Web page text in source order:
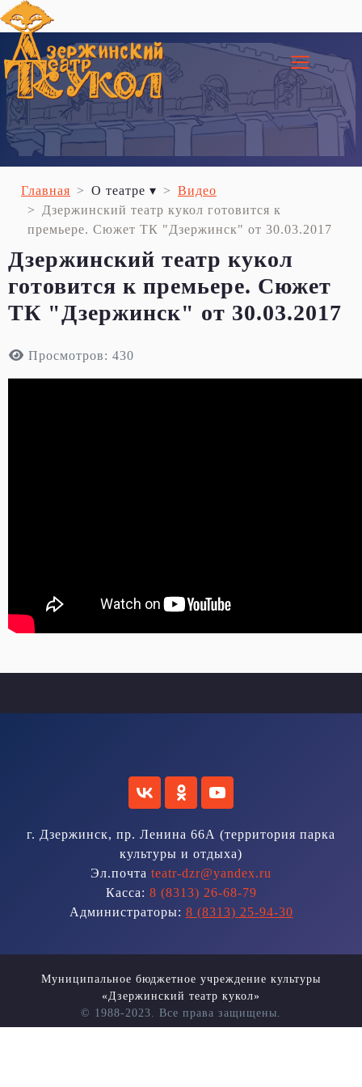
Главная О театре ▾
Видео
Дзержинский театр кукол готовится к
премьере. Сюжет ТК "Дзержинск" от 30.03.2017
Дзержинский театр кукол
готовится к премьере. Сюжет
ТК "Дзержинск" от 30.03.2017
Просмотров: 430
г. Дзержинск, пр. Ленина 66А (территория парка
культуры и отдыха)
Эл.почта teatr-dzr@yandex.ru
Касса: 8 (8313) 26-68-79
Администраторы: 8 (8313) 25-94-30
Муниципальное бюджетное учреждение культуры
«Дзержинский театр кукол»
© 1988-2023. Все права защищены.
≡